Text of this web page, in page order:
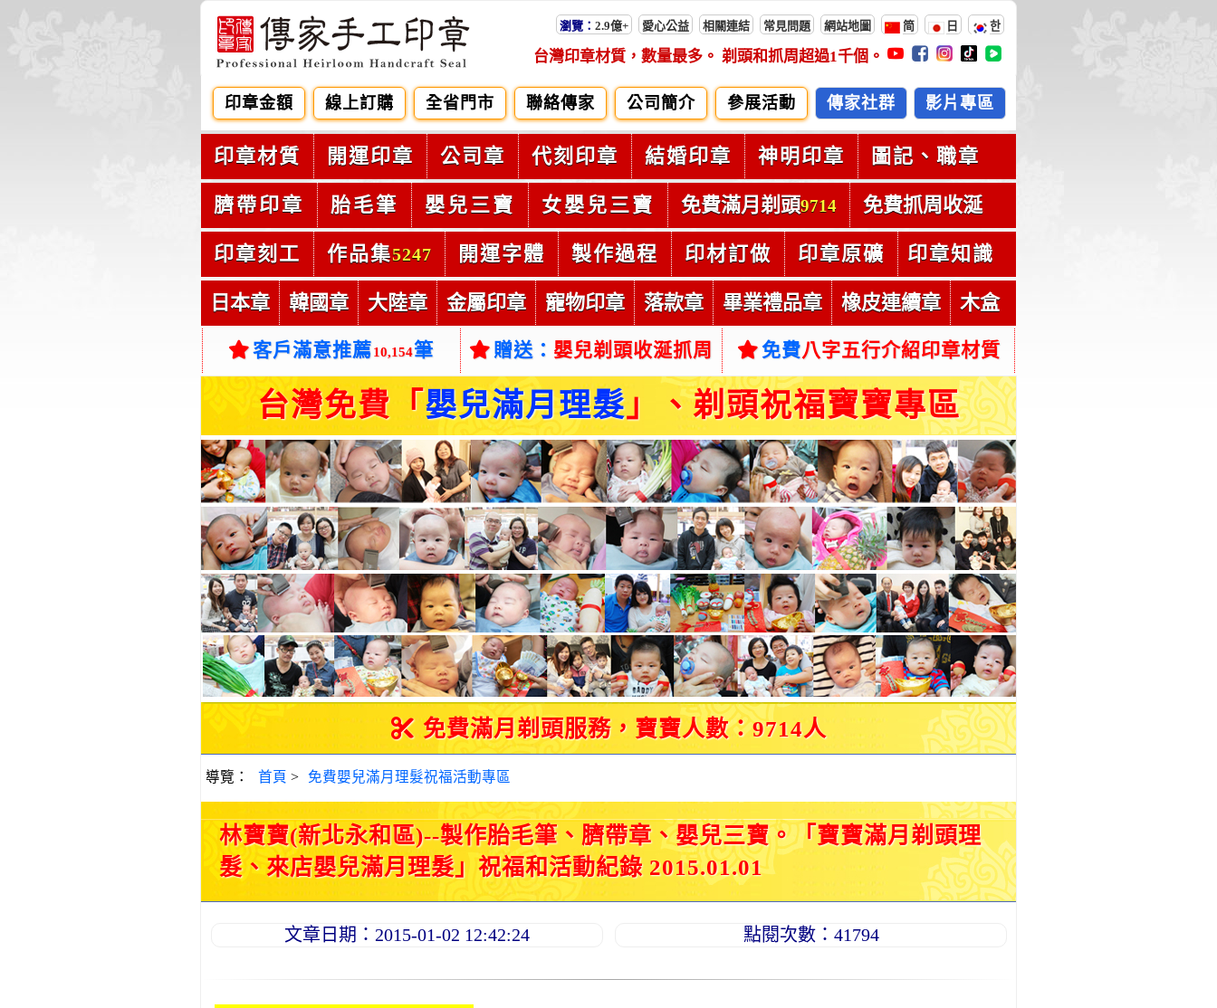
瀏覽： 2.9億+ 愛心公益 相關連結 常見問題 網站地圖 简 日 한
台灣印章材質，數量最多。 剃頭和抓周超過1千個。
印章金額 線上訂購 全省門市 聯絡傳家 公司簡介 參展活動 傳家社群 影片專區
印章材質 開運印章 公司章 代刻印章 結婚印章 神明印章 圖記、職章
臍帶印章 胎毛筆 嬰兒三寶 女嬰兒三寶 免費滿月剃頭9714 免費抓周收涎
印章刻工 作品集5247 開運字體 製作過程 印材訂做 印章原礦 印章知識
日本章 韓國章 大陸章 金屬印章 寵物印章 落款章 畢業禮品章 橡皮連續章 木盒
客戶滿意推薦10,154筆 贈送： 嬰兒剃頭收涎抓周 免費八字五行介紹印章材質
台灣免費「 嬰兒滿月理髮」、剃頭祝福寶寶專區
免費滿月剃頭服務，寶寶人數：9714人
導覽： 首頁 > 免費嬰兒滿月理髮祝福活動專區
林寶寶(新北永和區)--製作胎毛筆、臍帶章、嬰兒三寶。「寶寶滿月剃頭理
髮、來店嬰兒滿月理髮」祝福和活動紀錄 2015.01.01
文章日期：2015-01-02 12:42:24 點閱次數：41794